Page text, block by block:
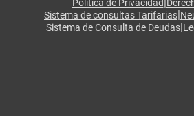
Política de Privacidad
Sistema de consultas Tarifarias|
Sistema de Consulta de Deudas|